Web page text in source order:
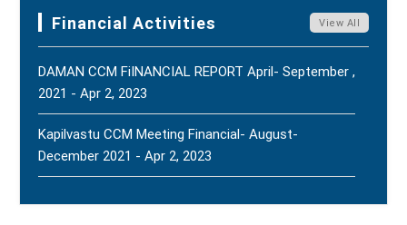
Harmony, And Peace - Jul 31, 2026
Financial Activities View All
DAMAN CCM FiINANCIAL REPORT April- September ,
2021 - Apr 2, 2023
Kapilvastu CCM Meeting Financial- August-
December 2021 - Apr 2, 2023